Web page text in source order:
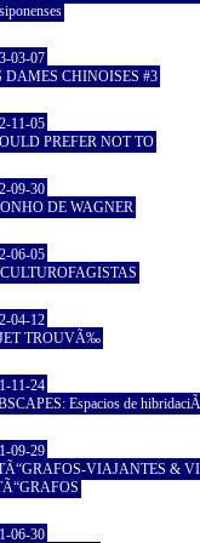
03-07
DAMES CHINOISES #3
11-05
PREFER NOT TO
09-30
DE WAGNER
06-05
04-12
TROUVÃ‰
11-24
Espacios de
09-29
VIAJANTES &
06-30